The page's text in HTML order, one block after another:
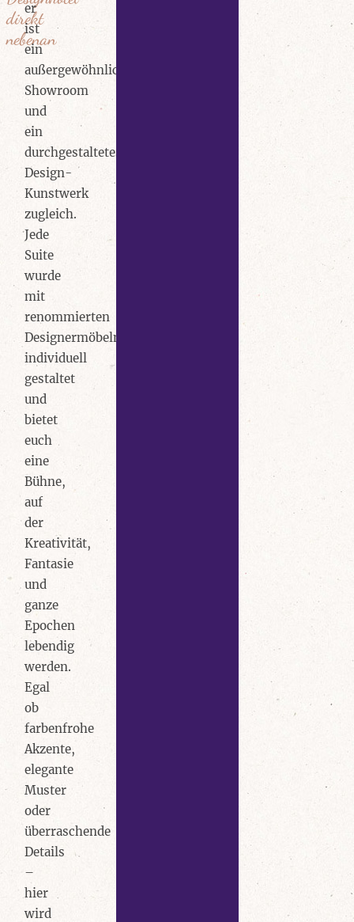
direkt
nebenan
er
ist
ein
außergewöhnlicher
Showroom
und
ein
durchgestaltetes
Design-
Kunstwerk
zugleich.
Jede
Suite
wurde
mit
renommierten
Designermöbeln
individuell
gestaltet
und
bietet
euch
eine
Bühne,
auf
der
Kreativität,
Fantasie
und
ganze
Epochen
lebendig
werden.
Egal
ob
farbenfrohe
Akzente,
elegante
Muster
oder
überraschende
Details
–
hier
wird